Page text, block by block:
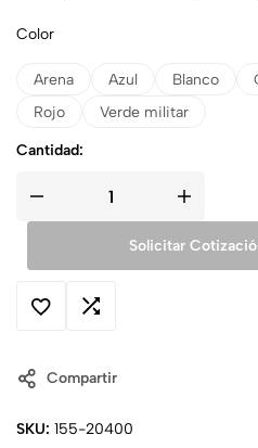
Color
Arena Azul Blanco
Rojo
Verde militar
Cantidad:
Solicitar
Compartir
SKU: 155-20400